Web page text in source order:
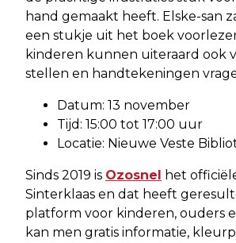
hand gemaakt heeft. Elske-san
een stukje uit het boek
kinderen kunnen uiteraard ook
stellen en handtekeningen
Datum: 13 november
Tijd: 15:00 tot 17:00 uur
Locatie: Nieuwe Veste
Sinds 2019 is Ozosnel
het
Sinterklaas en dat heeft
platform voor kinderen, ouders
kan men gratis informatie,